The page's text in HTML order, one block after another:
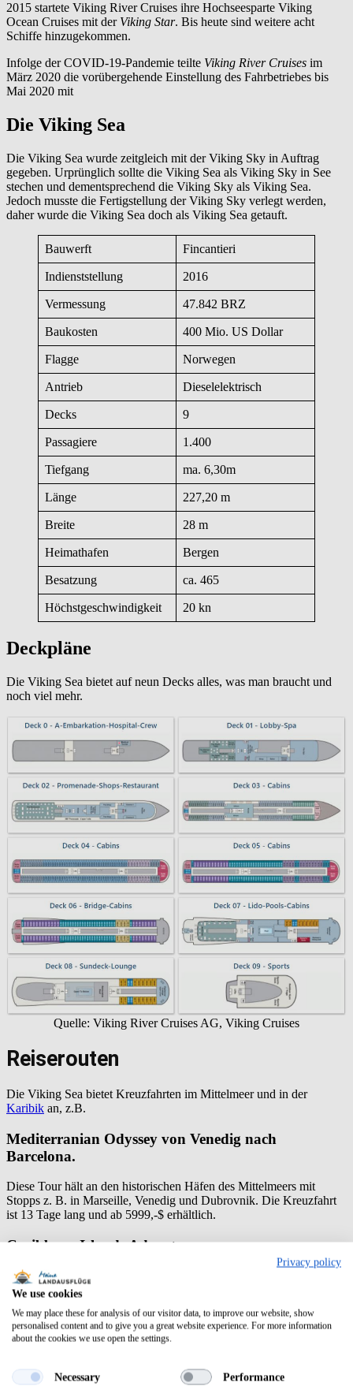
2015 startete Viking River Cruises ihre Hochseesparte Viking
Ocean Cruises mit der Viking Star. Bis heute sind weitere acht
Schiffe hinzugekommen.
Infolge der COVID-19-Pandemie teilte Viking River Cruises im
März 2020 die vorübergehende Einstellung des Fahrbetriebes bis
Mai 2020 mit
Die Viking Sea
Die Viking Sea wurde zeitgleich mit der Viking Sky in Auftrag
gegeben. Urprünglich sollte die Viking Sea als Viking Sky in See
stechen und dementsprechend die Viking Sky als Viking Sea.
Jedoch musste die Fertigstellung der Viking Sky verlegt werden,
daher wurde die Viking Sea doch als Viking Sea getauft.
Bauwerft Fincantieri
Indienststellung 2016
Vermessung 47.842 BRZ
Baukosten 400 Mio. US Dollar
Flagge Norwegen
Antrieb Dieselelektrisch
Decks 9
Passagiere 1.400
Tiefgang ma. 6,30m
Länge 227,20 m
Breite 28 m
Heimathafen Bergen
Besatzung ca. 465
Höchstgeschwindigkeit 20 kn
Deckpläne
Die Viking Sea bietet auf neun Decks alles, was man braucht und
noch viel mehr.
Quelle: Viking River Cruises AG, Viking Cruises
Reiserouten
Die Viking Sea bietet Kreuzfahrten im Mittelmeer und in der
Karibik an, z.B.
Mediterranian Odyssey von Venedig nach
Barcelona.
Diese Tour hält an den historischen Häfen des Mittelmeers mit
Stopps z. B. in Marseille, Venedig und Dubrovnik. Die Kreuzfahrt
ist 13 Tage lang und ab 5999,-$ erhältlich.
Caribbean Islands Adventure
Diese Route setzt kulturelle und landschaftliche Schwerpunkte und
hält unter anderem in Barbados und St. Kitts. Die Kreuzfahrt ist
Aktuelle Position
Die Viking Sea ist stets in den schönsten Ecken der Karibik und des
Privacy policy
We use cookies
We may place these for analysis of our visitor data, to improve our website, show
personalised content and to give you a great website experience. For more information
about the cookies we use open the settings.
Necessary Performance